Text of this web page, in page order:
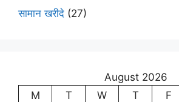
सामान खरीदे (27)
August 2026
M
T W T F